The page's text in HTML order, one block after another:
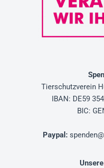
Tierschutzverein
IBAN: DE59
BIC:
Paypal :